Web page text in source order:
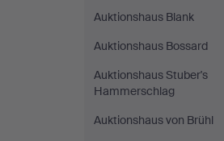
Auktionshaus Blank
Auktionshaus Bossard
Auktionshaus Stuber's
Hammerschlag
Auktionshaus von Brühl